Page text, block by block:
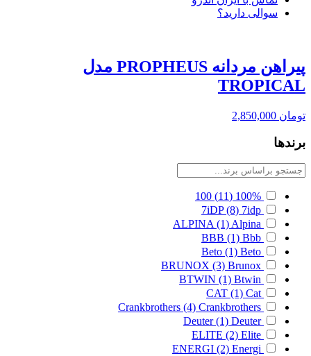
سوالی دارید؟
پیراهن مردانه PROPHEUS مدل
TROPICAL
تومان
برندها
100%
(11)
100
7iDP (8) 7idp
ALPINA (1) Alpina
BBB (1) Bbb
Beto (1) Beto
BRUNOX (3) Brunox
BTWIN (1) Btwin
CAT (1) Cat
Crankbrothers (4) Crankbrothers
Deuter (1) Deuter
ELITE (2) Elite
ENERGI (2) Energi